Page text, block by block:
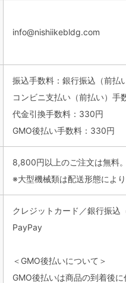
info@nishiikebldg.com
振込手数料：銀行振込（前払
コンビニ支払い（前払い）手
代金引換手数料：330円
GMO後払い手数料：330円
8,800円以上のご注文は無料
※大型機械類は配送形態によ
クレジットカード／銀行振込
PayPay
＜GMO後払いについて＞
GMO後払いは商品の到着後